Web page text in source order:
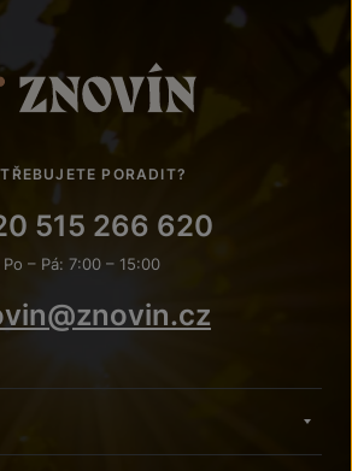
PORADIT?
515 266 620
Po – Pá: 7:00 – 15:00